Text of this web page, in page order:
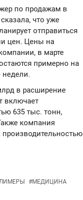
по продажам в
что уже
отправиться
цен. Цены на
в марте
примерно на
в расширение
включает
635 тыс. тонн,
компания
#МЕДИЦИНА